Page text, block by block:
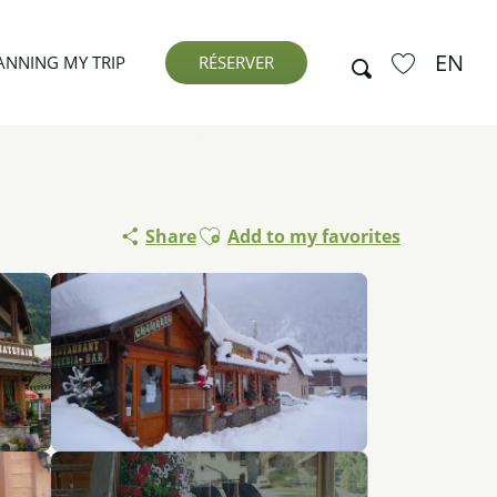
Search EN
MY TRIP RÉSERVER
ShareAjouter aux favoris
Add to my favorites